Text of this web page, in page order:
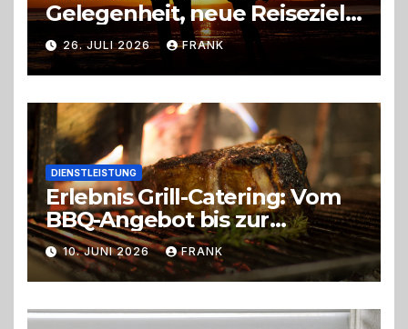
Gelegenheit, neue Reiseziele
zu entdecken
26. JULI 2026 FRANK
DIENSTLEISTUNG
Erlebnis Grill-Catering: Vom
BBQ-Angebot bis zur
perfekten Eventorganisation
Trend zu Outdoor-Events,
Erlebnisgastronomie und
Live-Cooking
10. JUNI 2026 FRANK